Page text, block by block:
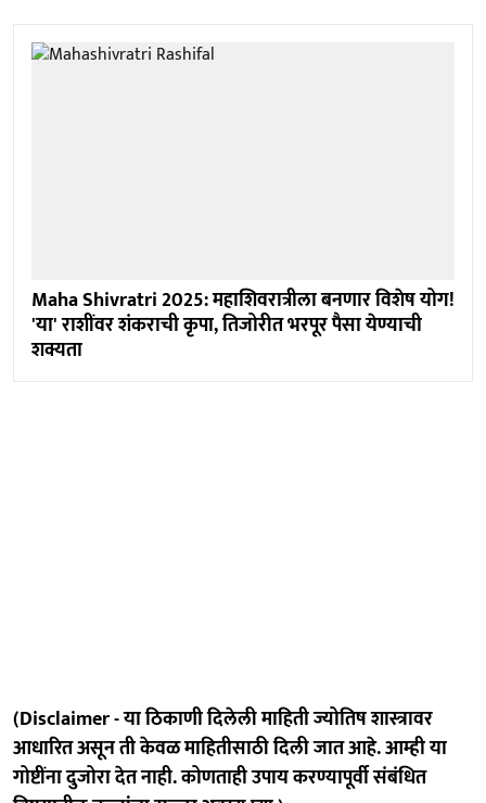
Maha Shivratri 2025: महाशिवरात्रीला बनणार विशेष योग!
'या' राशींवर शंकराची कृपा, तिजोरीत भरपूर पैसा येण्याची
शक्यता
(Disclaimer - या ठिकाणी दिलेली माहिती ज्योतिष शास्त्रावर
आधारित असून ती केवळ माहितीसाठी दिली जात आहे. आम्ही या
गोष्टींना दुजोरा देत नाही. कोणताही उपाय करण्यापूर्वी संबंधित